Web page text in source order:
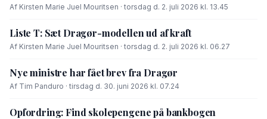
Af Kirsten Marie Juel Mouritsen · torsdag d. 2. juli 2026 kl. 13.45
Liste T: Sæt Dragør-modellen ud af kraft
Af Kirsten Marie Juel Mouritsen · torsdag d. 2. juli 2026 kl. 06.27
Nye ministre har fået brev fra Dragør
Af Tim Panduro · tirsdag d. 30. juni 2026 kl. 07.24
Opfordring: Find skolepengene på bankbogen